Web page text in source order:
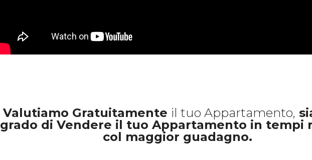
Valutiamo Gratuitamente il tuo Appartamento,
grado di Vendere il tuo Appartamento in tempi
col maggior guadagno.